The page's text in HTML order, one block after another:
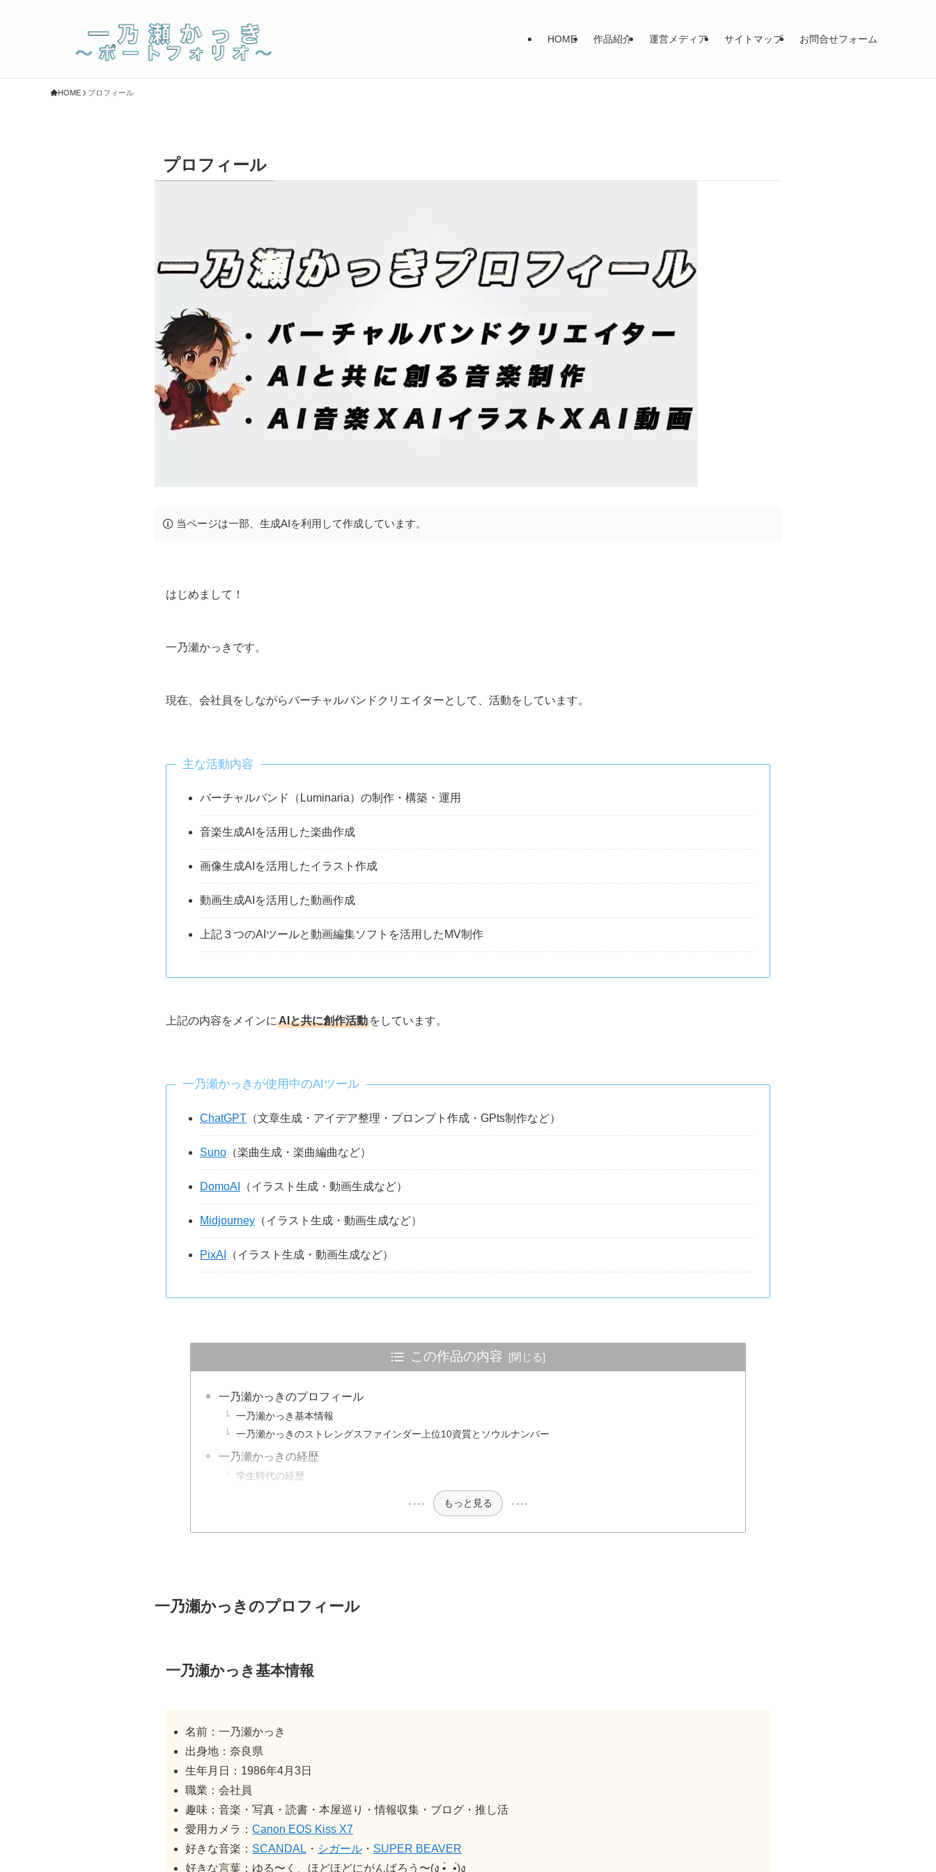
HOME 作品紹介 運営メディア サイトマップ お問合せフォーム
HOME プロフィール
プロフィール
当ページは一部、生成AIを利用して作成しています。
はじめまして！
一乃瀬かっきです。
現在、会社員をしながらバーチャルバンドクリエイターとして、活動をしています。
主な活動内容
バーチャルバンド（Luminaria）の制作・構築・運用
音楽生成AIを活用した楽曲作成
画像生成AIを活用したイラスト作成
動画生成AIを活用した動画作成
上記３つのAIツールと動画編集ソフトを活用したMV制作
上記の内容をメインに AIと共に創作活動 をしています。
一乃瀬かっきが使用中のAIツール
ChatGPT （文章生成・アイデア整理・プロンプト作成・GPts制作など）
Suno （楽曲生成・楽曲編曲など）
DomoAI （イラスト生成・動画生成など）
Midjourney （イラスト生成・動画生成など）
PixAI （イラスト生成・動画生成など）
この作品の内容
一乃瀬かっきのプロフィール
一乃瀬かっき基本情報
一乃瀬かっきのストレングスファインダー上位10資質とソウルナンバー
一乃瀬かっきの経歴
学生時代の経歴
もっと見る
一乃瀬かっきのプロフィール
一乃瀬かっき基本情報
名前：一乃瀬かっき
出身地：奈良県
生年月日：1986年4月3日
職業：会社員
趣味：音楽・写真・読書・本屋巡り・情報収集・ブログ・推し活
愛用カメラ： Canon EOS Kiss X7
好きな音楽： SCANDAL ・ シガール ・ SUPER BEAVER
好きな言葉：ゆる〜く、ほどほどにがんばろう〜(ง •̀_•́)ง